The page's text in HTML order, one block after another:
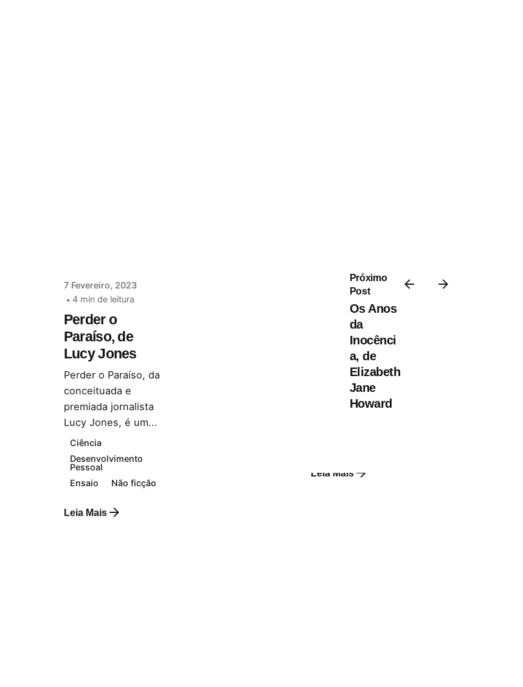
Próximo
Post
Os Anos
da
Inocênci
a, de
Elizabeth
Jane
Howard
7 Fevereiro, 2023
4 min de leitura
Perder o
Paraíso, de
Lucy Jones
Perder o Paraíso, da
conceituada e
premiada jornalista
Lucy Jones, é um...
Ciência
Desenvolvimento
Pessoal
Ensaio
Não ficção
Leia Mais
11 Dezembro, 2021
O Século da
Solidão, de
Noreena Hertz
O Século da Solidão,
de Noreena Hertz,
publicado pela
Leia Mais